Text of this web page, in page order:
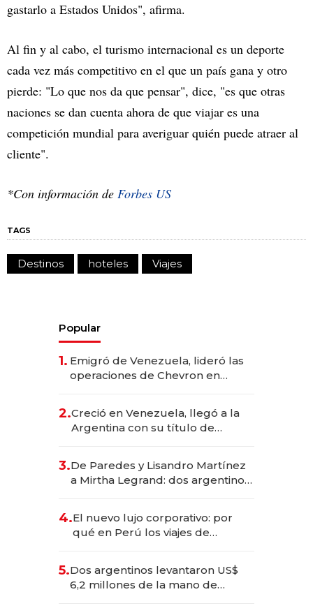
gastarlo a Estados Unidos", afirma.
Al fin y al cabo, el turismo internacional es un deporte
cada vez más competitivo en el que un país gana y otro
pierde: "Lo que nos da que pensar", dice, "es que otras
naciones se dan cuenta ahora de que viajar es una
competición mundial para averiguar quién puede atraer al
cliente".
*Con información de Forbes US
TAGS
Destinos hoteles Viajes
Popular
1. Emigró de Venezuela, lideró las
operaciones de Chevron en
2.Creció en Venezuela, llegó a la
Argentina con su título de
las marcas "fast premium"
3.De Paredes y Lisandro Martínez
a Mirtha Legrand: dos argentinos
4.El nuevo lujo corporativo: por
qué en Perú los viajes de
para convertirse en experiencias
transformadoras
5.Dos argentinos levantaron US$
6,2 millones de la mano de